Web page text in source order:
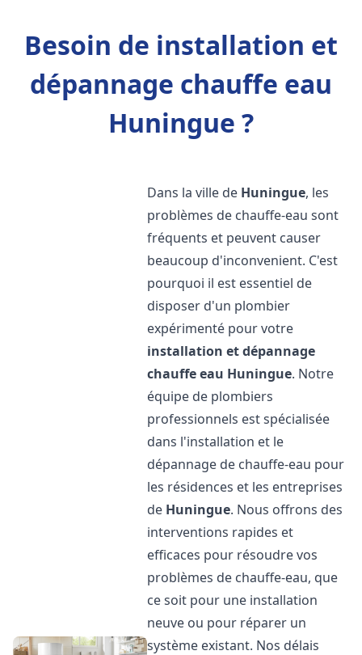
Besoin de installation et
dépannage chauffe eau
Huningue ?
Dans la ville de Huningue, les
problèmes de chauffe-eau sont
fréquents et peuvent causer
beaucoup d'inconvenient. C'est
pourquoi il est essentiel de
disposer d'un plombier
expérimenté pour votre
installation et dépannage
chauffe eau Huningue. Notre
équipe de plombiers
professionnels est spécialisée
dans l'installation et le
dépannage de chauffe-eau pour
les résidences et les entreprises
de Huningue. Nous offrons des
interventions rapides et
efficaces pour résoudre vos
problèmes de chauffe-eau, que
ce soit pour une installation
neuve ou pour réparer un
système existant. Nos délais